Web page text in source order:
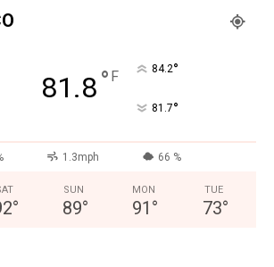
81.8° F 84.2°
81.7°
1.3mph 66 %
°
SUN
89°
MON
91 °
TUE
73°